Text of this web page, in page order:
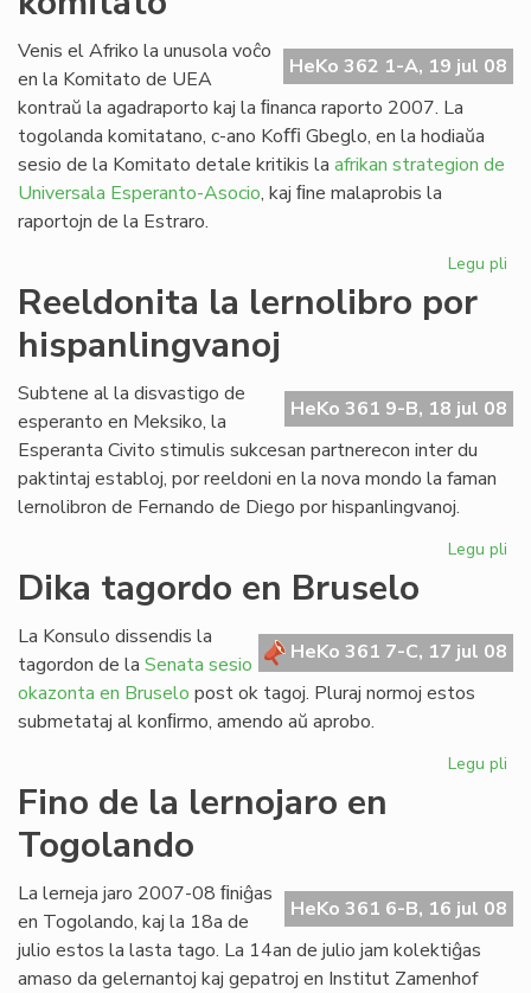
HeKo 362 1-A, 19 jul 08
Venis el Afriko la unusola voĉo
en la Komitato de UEA
kontraŭ la agadraporto kaj la ﬁnanca raporto 2007. La
togolanda komitatano, c-ano Koﬃ Gbeglo, en la hodiaŭa
sesio de la Komitato detale kritikis la afrikan strategion de
Universala Esperanto-Asocio, kaj ﬁne malaprobis la
raportojn de la Estraro.
Legu pli
Reeldonita la lernolibro por
hispanlingvanoj
HeKo 361 9-B, 18 jul 08
Subtene al la disvastigo de
esperanto en Meksiko, la
Esperanta Civito stimulis sukcesan partnerecon inter du
paktintaj establoj, por reeldoni en la nova mondo la faman
lernolibron de Fernando de Diego por hispanlingvanoj.
Legu pli
Dika tagordo en Bruselo
HeKo 361 7-C, 17 jul 08
La Konsulo dissendis la
tagordon de la Senata sesio
okazonta en Bruselo post ok tagoj. Pluraj normoj estos
submetataj al konﬁrmo, amendo aŭ aprobo.
Legu pli
Fino de la lernojaro en
Togolando
HeKo 361 6-B, 16 jul 08
La lerneja jaro 2007-08 ﬁniĝas
en Togolando, kaj la 18a de
julio estos la lasta tago. La 14an de julio jam kolektiĝas
amaso da gelernantoj kaj gepatroj en Institut Zamenhof